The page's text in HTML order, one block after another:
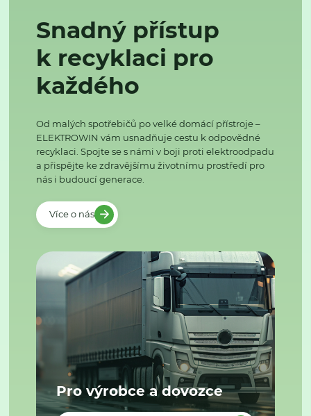
Snadný přístup
k recyklaci pro
každého
Od malých spotřebičů po velké domácí přístroje –
ELEKTROWIN vám usnadňuje cestu k odpovědné
recyklaci. Spojte se s námi v boji proti elektroodpadu
a přispějte ke zdravějšímu životnímu prostředí pro
nás i budoucí generace.
Více o nás
Pro výrobce a dovozce